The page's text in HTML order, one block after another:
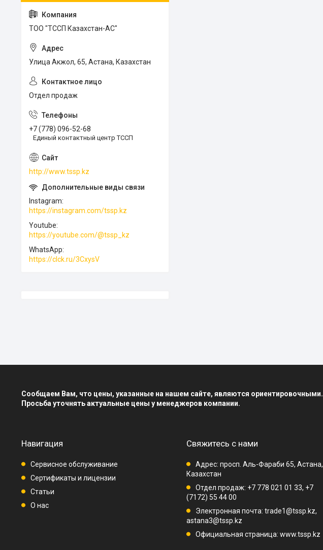
ТОО "ТССП Казахстан-АС"
Улица Акжол, 65, Астана, Казахстан
Отдел продаж
+7 (778) 096-52-68
Единый контактный центр ТССП
http://www.tssp.kz
Instagram
https://instagram.com/tssp.kz
Youtube
https://youtube.com/@tssp_kz
WhatsApp
https://clck.ru/3CxysV
Сообщаем Вам, что цены, указанные на нашем сайте, являются ориентировочными.
Просьба уточнять актуальные цены у менеджеров компании.
Навигация
Сервисное обслуживание
Сертификаты и лицензии
Статьи
О нас
Свяжитесь с нами
Адрес: просп. Аль-Фараби 65, Астана,
Казахстан
Отдел продаж: +7 778 021 01 33, +7
(7172) 55 44 00
Электронная почта: trade1@tssp.kz,
astana3@tssp.kz
Официальная страница: www.tssp.kz